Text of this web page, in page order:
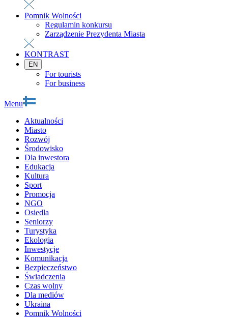
Pomnik Wolności
Regulamin konkursu
Zarządzenie Prezydenta Miasta
KONTRAST
EN
For tourists
For business
Menu
Aktualności
Miasto
Rozwój
Środowisko
Dla inwestora
Edukacja
Kultura
Sport
Promocja
NGO
Osiedla
Seniorzy
Turystyka
Ekologia
Inwestycje
Komunikacja
Bezpieczeństwo
Świadczenia
Czas wolny
Dla mediów
Ukraina
Pomnik Wolności